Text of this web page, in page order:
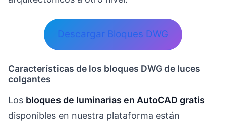
Descargar Bloques DWG
Características de los bloques DWG de luces
colgantes
Los bloques de luminarias en AutoCAD gratis
disponibles en nuestra plataforma están